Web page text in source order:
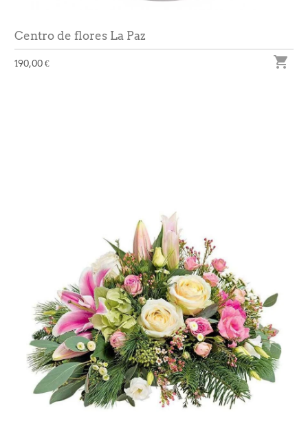
Centro de flores La Paz
190,00 € 